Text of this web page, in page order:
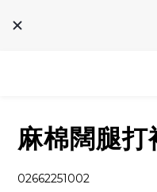
麻棉闊腿打
02662251002